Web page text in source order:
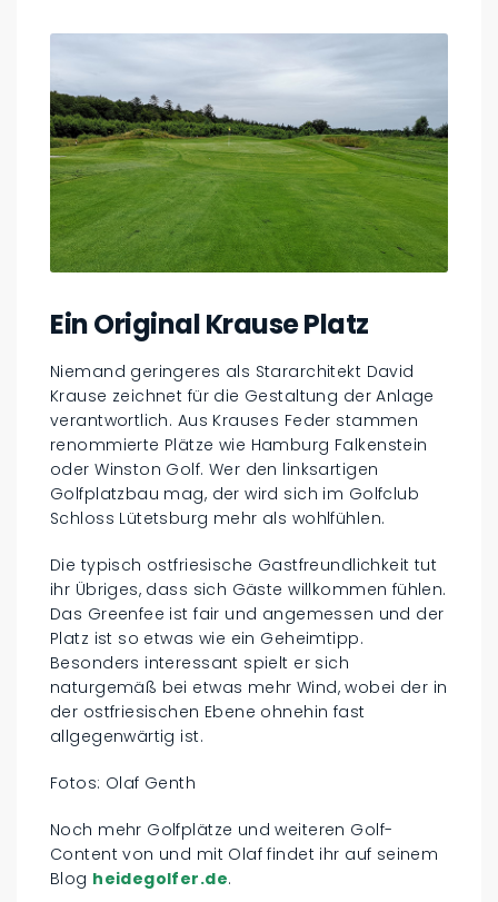
Ein Original Krause Platz
Niemand geringeres als Stararchitekt David
Krause zeichnet für die Gestaltung der Anlage
verantwortlich. Aus Krauses Feder stammen
renommierte Plätze wie Hamburg Falkenstein
oder Winston Golf. Wer den linksartigen
Golfplatzbau mag, der wird sich im Golfclub
Schloss Lütetsburg mehr als wohlfühlen.
Die typisch ostfriesische Gastfreundlichkeit tut
ihr Übriges, dass sich Gäste willkommen fühlen.
Das Greenfee ist fair und angemessen und der
Platz ist so etwas wie ein Geheimtipp.
Besonders interessant spielt er sich
naturgemäß bei etwas mehr Wind, wobei der in
der ostfriesischen Ebene ohnehin fast
allgegenwärtig ist.
Fotos: Olaf Genth
Noch mehr Golfplätze und weiteren Golf-
Content von und mit Olaf findet ihr auf seinem
Blog heidegolfer.de.